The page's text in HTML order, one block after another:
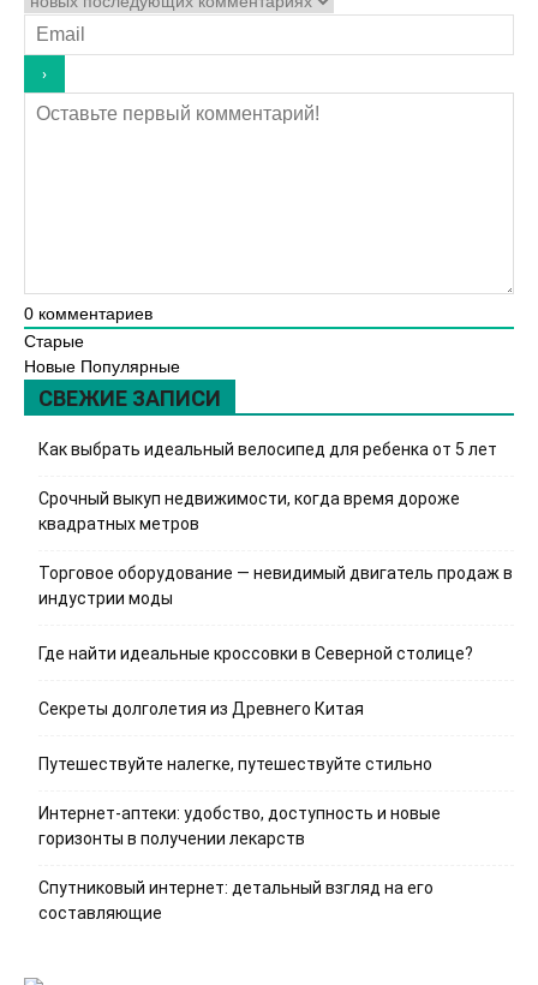
0 комментариев
Старые
Новые Популярные
СВЕЖИЕ ЗАПИСИ
Как выбрать идеальный велосипед для ребенка от 5 лет
Срочный выкуп недвижимости, когда время дороже
квадратных метров
Торговое оборудование — невидимый двигатель продаж в
индустрии моды
Где найти идеальные кроссовки в Северной столице?
Секреты долголетия из Древнего Китая
Путешествуйте налегке, путешествуйте стильно
Интернет-аптеки: удобство, доступность и новые
горизонты в получении лекарств
Спутниковый интернет: детальный взгляд на его
составляющие